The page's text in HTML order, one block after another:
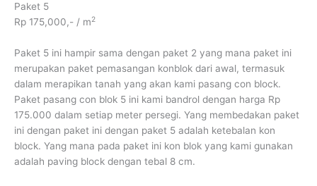
Paket 5
Rp 175,000,- / m2
Paket 5 ini hampir sama dengan paket 2 yang mana paket ini
merupakan paket pemasangan konblok dari awal, termasuk
dalam merapikan tanah yang akan kami pasang con block.
Paket pasang con blok 5 ini kami bandrol dengan harga Rp
175.000 dalam setiap meter persegi. Yang membedakan paket
ini dengan paket ini dengan paket 5 adalah ketebalan kon
block. Yang mana pada paket ini kon blok yang kami gunakan
adalah paving block dengan tebal 8 cm.